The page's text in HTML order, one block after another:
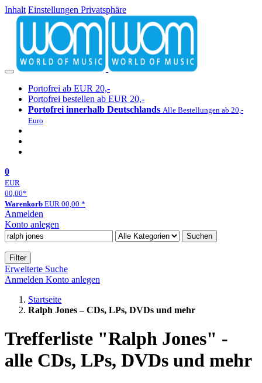
Inhalt Einstellungen Privatsphäre
Portofrei ab EUR 20,-
Portofrei bestellen ab EUR 20,-
Portofrei innerhalb Deutschlands Alle Bestellungen ab 20,-
Euro
0
EUR
00,00*
Warenkorb EUR 00,00 *
Anmelden
Konto anlegen
Suchen
Filter
Erweiterte Suche
Anmelden Konto anlegen
Startseite
Ralph Jones – CDs, LPs, DVDs und mehr
Trefferliste "Ralph Jones" -
alle CDs, LPs, DVDs und mehr